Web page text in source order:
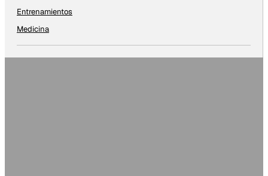
Entrenamientos
Medicina